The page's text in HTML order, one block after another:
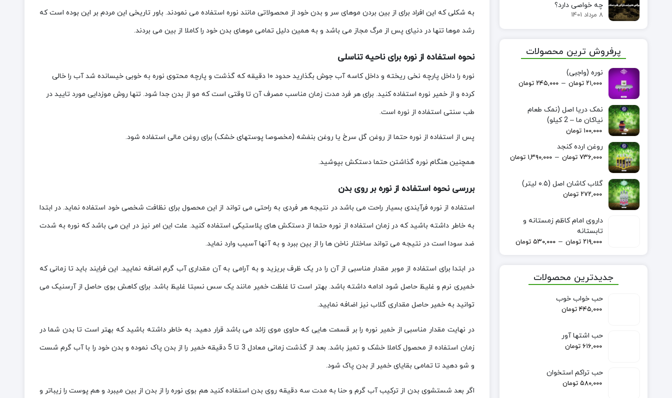
به شکلی که این افراد برای از بین بردن موهای سر و بدن خود از محصولاتی مانند نوره استفاده می نمودند. باور تاریخی این مردم بر این بوده است که
رشد موها تنها در دنیای پس از مرگ مجاز می باشد و به همین دلیل تمامی موهای بدن خود را کاملا از بین می بردند.
نحوه استفاده از نوره برای ناحیه تناسلی
نوره را داخل پارچه نخی ریخته و داخل کاسه آب جوش بگذارید حدود ۱۰ دقیقه که گذشت و پارچه محتوی نوره به خوبی خیسانده شد آب را خالی
کرده و از خمیر نوره استفاده کنید. برای هر فرد مدت زمان مناسب مصرف آن تا وقتی است که مو از بدن جدا شود. تنها روش موزدایی مورد تایید در
طب سنتی استفاده از نوره است.
پس از استفاده از نوره حتما از روغن گل سرخ یا روغن بنفشه (مخصوصا پوستهای خشک) برای روغن مالی استفاده شود.
همچنین هنگام نوره گذاشتن حتما دستکش بپوشید.
بررسی نحوه استفاده از نوره بر روی بدن
استفاده از نوره فرآیندی بسیار راحت می باشد در نتیجه هر فردی به راحتی می تواند از این محصول برای نظافت شخصی خود استفاده نماید. در ابتدا
به خاطر داشته باشید که در زمان استفاده از نوره حتما از دستکش های پلاستیکی استفاده کنید. علت این امر نیز در این می باشد که نوره به شدت
ضد سودا است در نتیجه می تواند ساختار ناخن ها را از بین ببرد و به آنها آسیب وارد نماید.
در ابتدا برای استفاده از موبر مقدار مناسبی از آن را در یک ظرف بریزید و به آرامی به آن مقداری آب گرم اضافه نمایید. این فرایند باید تا زمانی که
خمیری نرم و غلیظ حاصل شود ادامه داشته باشد. بهتر است تا غلظت خمیر مانند یک سس نسبتا غلیظ باشد. برای کاهش بوی حاصل از آرسنیک می
توانید به خمیر حاصل مقداری گلاب نیز اضافه نمایید.
در نهایت مقدار مناسبی از خمیر نوره را بر قسمت هایی که حاوی موی زائد می باشد قرار دهید. به خاطر داشته باشید که بهتر است تا بدن شما در
زمان استفاده از محصول کاملا خشک و تمیز باشد. بعد از گذشت زمانی معادل 3 تا 5 دقیقه خمیر را از بدن پاک نموده و بدن خود را با آب گرم شست
و شو دهید تا تمامی بقایای خمیر از بدن پاک شود.
اگر بعد شستشوی بدن از ترکیب آب گرم و حنا به مدت سه دقیقه روی بدن استفاده کنید هم بوی نوره را از بدن از بین میبرد و هم پوست را زیباتر و
چه خواصی دارد؟
8 مرداد 1401
پرفروش ترین محصولات
نوره (واجبی)
۲۱,۰۰۰ تومان – ۲۴۵,۰۰۰ تومان
نمک دریا اصل (نمک طعام
نیاکان ما – 2 کیلو)
۱۰۰,۰۰۰ تومان
روغن ارده کنجد
۷۳۶,۰۰۰ تومان – ۱,۳۹۰,۰۰۰ تومان
گلاب کاشان اصل (۰.۵ لیتر)
۲۷۲,۰۰۰ تومان
داروی امام کاظم زمستانه و
تابستانه
۲۱۹,۰۰۰ تومان – ۵۳۰,۰۰۰ تومان
جدیدترین محصولات
حب خواب خوب
۴۴۵,۰۰۰ تومان
حب اشتها آور
۶۱۶,۰۰۰ تومان
حب تراکم استخوان
۵۸۰,۰۰۰ تومان